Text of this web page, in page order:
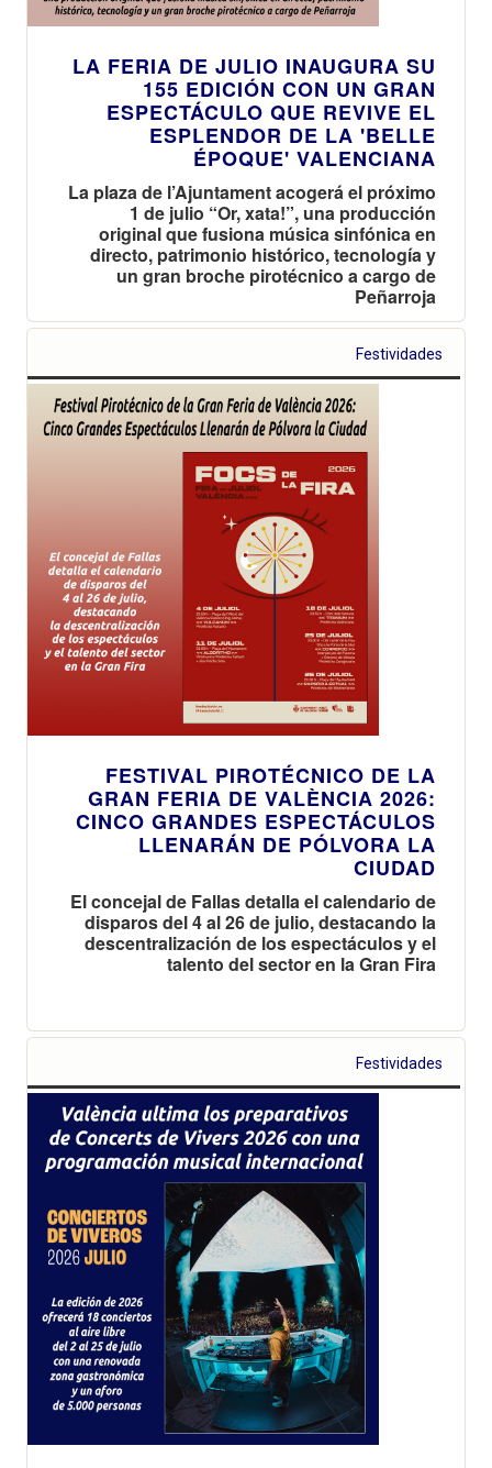
LA FERIA DE JULIO INAUGURA SU
155 EDICIÓN CON UN GRAN
ESPECTÁCULO QUE REVIVE EL
ESPLENDOR DE LA 'BELLE
ÉPOQUE' VALENCIANA
La plaza de l’Ajuntament acogerá el próximo
1 de julio “Or, xata!”, una producción
original que fusiona música sinfónica en
directo, patrimonio histórico, tecnología y
un gran broche pirotécnico a cargo de
Peñarroja
Festividades
FESTIVAL PIROTÉCNICO DE LA
GRAN FERIA DE VALÈNCIA 2026:
CINCO GRANDES ESPECTÁCULOS
LLENARÁN DE PÓLVORA LA
CIUDAD
El concejal de Fallas detalla el calendario de
disparos del 4 al 26 de julio, destacando la
descentralización de los espectáculos y el
talento del sector en la Gran Fira
Festividades